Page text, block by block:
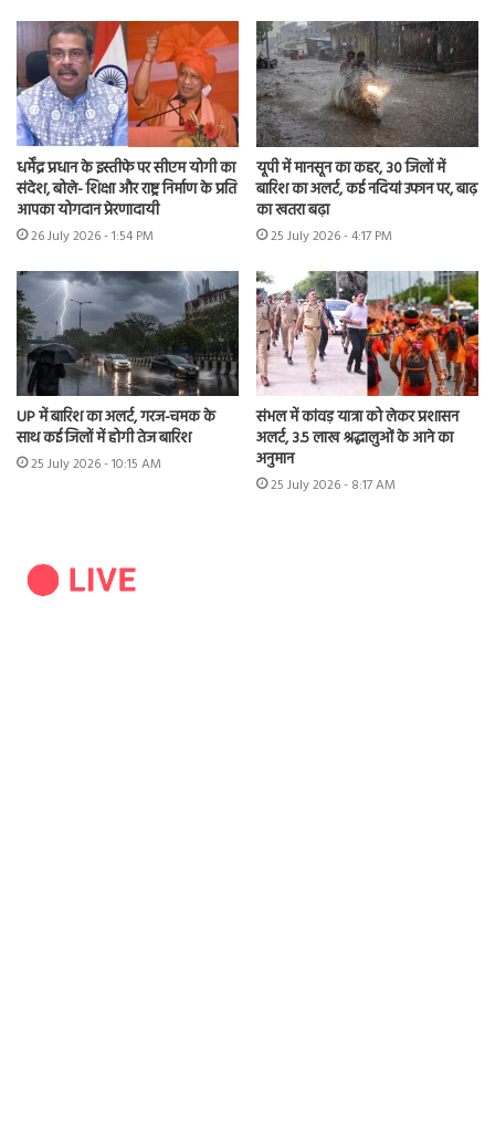
धर्मेंद्र प्रधान के इस्तीफे पर सीएम योगी का
संदेश, बोले- शिक्षा और राष्ट्र निर्माण के प्रति
आपका योगदान प्रेरणादायी
26 July 2026 - 1:54 PM
यूपी में मानसून का कहर, 30 जिलों में
बारिश का अलर्ट, कई नदियां उफान पर, बाढ़
का खतरा बढ़ा
25 July 2026 - 4:17 PM
UP में बारिश का अलर्ट, गरज-चमक के
साथ कई जिलों में होगी तेज बारिश
25 July 2026 - 10:15 AM
संभल में कांवड़ यात्रा को लेकर प्रशासन
अलर्ट, 3.5 लाख श्रद्धालुओं के आने का
अनुमान
25 July 2026 - 8:17 AM